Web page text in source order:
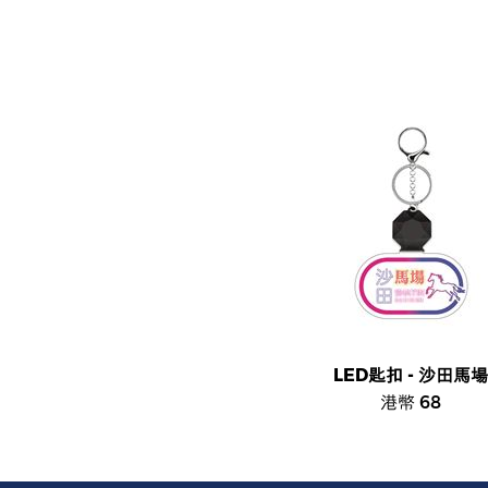
LED匙扣 - 沙田馬場
港幣 68